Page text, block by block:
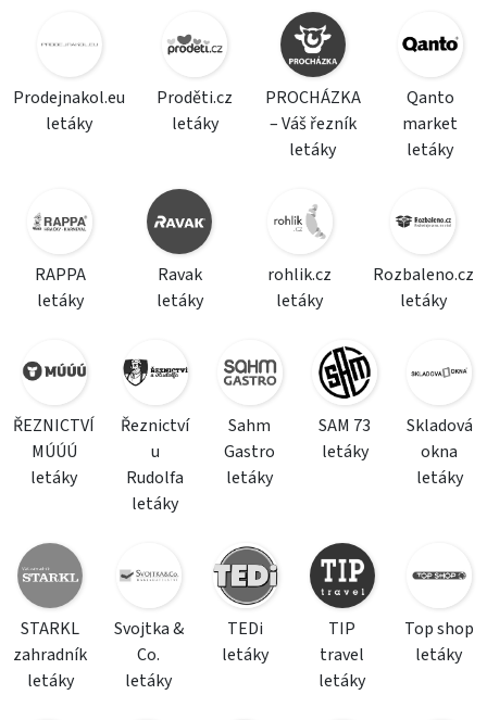
Prodejnakol.eu
letáky
Proděti.cz
letáky
PROCHÁZKA
– Váš řezník
letáky
Qanto
market
letáky
RAPPA
letáky
Ravak
letáky
rohlik.cz
letáky
Rozbaleno.cz
letáky
ŘEZNICTVÍ
MÚÚÚ
letáky
Řeznictví
u
Rudolfa
letáky
Sahm
Gastro
letáky
SAM 73
letáky
Skladová
okna
letáky
STARKL
zahradník
letáky
Svojtka &
Co.
letáky
TEDi
letáky
TIP
travel
letáky
Top shop
letáky